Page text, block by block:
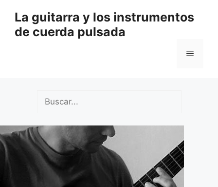
contenido
La guitarra y los instrumentos
de cuerda pulsada
Menú